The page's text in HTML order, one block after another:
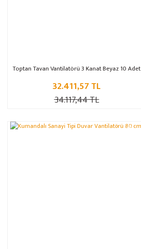
Toptan Tavan Vantilatörü 3 Kanat Beyaz 10 Adet
32.411,57 TL
34.117,44 TL
%14